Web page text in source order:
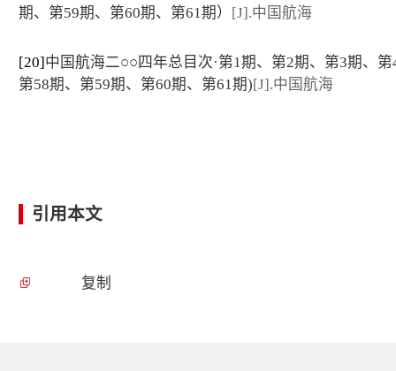
期、第59期、第60期、第61期） [J].中国航海
[20]中国航海二○○四年总目次·第1期、第2期、第3期、
第58期、第59期、第60期、第61期)[J].中国航海
引用本文
复制